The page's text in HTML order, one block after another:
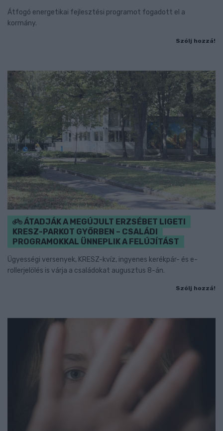
Átfogó energetikai fejlesztési programot fogadott el a
kormány.
Szólj hozzá!
ÁTADJÁK A MEGÚJULT ERZSÉBET LIGETI
KRESZ-PARKOT GYŐRBEN – CSALÁDI
PROGRAMOKKAL ÜNNEPLIK A FELÚJÍTÁST
Ügyességi versenyek, KRESZ-kvíz, ingyenes kerékpár- és e-
rollerjelölés is várja a családokat augusztus 8-án.
Szólj hozzá!